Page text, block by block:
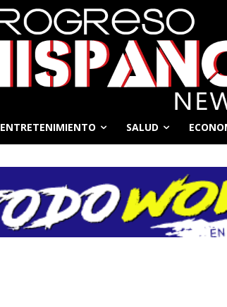
ENTRETENIMIENTO SALUD